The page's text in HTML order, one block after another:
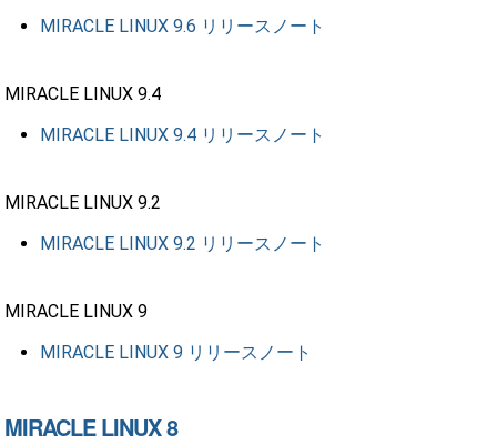
MIRACLE LINUX 9.6 リリースノート
MIRACLE LINUX 9.4
MIRACLE LINUX 9.4 リリースノート
MIRACLE LINUX 9.2
MIRACLE LINUX 9.2 リリースノート
MIRACLE LINUX 9
MIRACLE LINUX 9 リリースノート
MIRACLE LINUX 8